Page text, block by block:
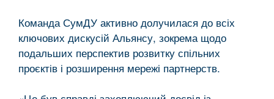
Команда СумДУ активно долучилася до всіх
ключових дискусій Альянсу, зокрема щодо
подальших перспектив розвитку спільних
проєктів і розширення мережі партнерств.